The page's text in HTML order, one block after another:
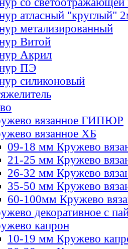
атласный "круглый"
метализированный
Витой
Акрил
ПЭ
силиконовый
вязанное ГИПЮР
вязанное ХБ
09-18 мм Кружево
21-25 мм Кружево
26-32 мм Кружево
35-50 мм Кружево
60-100мм Кружево
декоративное с
капрон
10-19 мм Кружево